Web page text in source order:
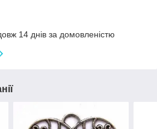
14 днів за домовленістю